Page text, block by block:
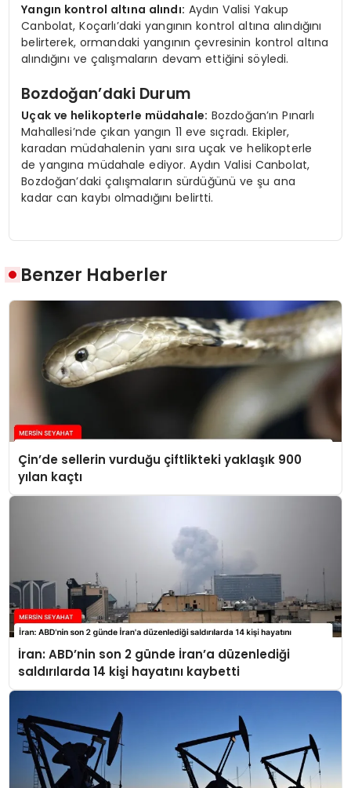
Yangın kontrol altına alındı: Aydın Valisi Yakup
Canbolat, Koçarlı’daki yangının kontrol altına alındığını
belirterek, ormandaki yangının çevresinin kontrol altına
alındığını ve çalışmaların devam ettiğini söyledi.
Bozdoğan’daki Durum
Uçak ve helikopterle müdahale: Bozdoğan’ın Pınarlı
Mahallesi’nde çıkan yangın 11 eve sıçradı. Ekipler,
karadan müdahalenin yanı sıra uçak ve helikopterle
de yangına müdahale ediyor. Aydın Valisi Canbolat,
Bozdoğan’daki çalışmaların sürdüğünü ve şu ana
kadar can kaybı olmadığını belirtti.
Benzer Haberler
Çin’de sellerin vurduğu çiftlikteki yaklaşık 900
yılan kaçtı
İran: ABD’nin son 2 günde İran’a düzenlediği
saldırılarda 14 kişi hayatını kaybetti